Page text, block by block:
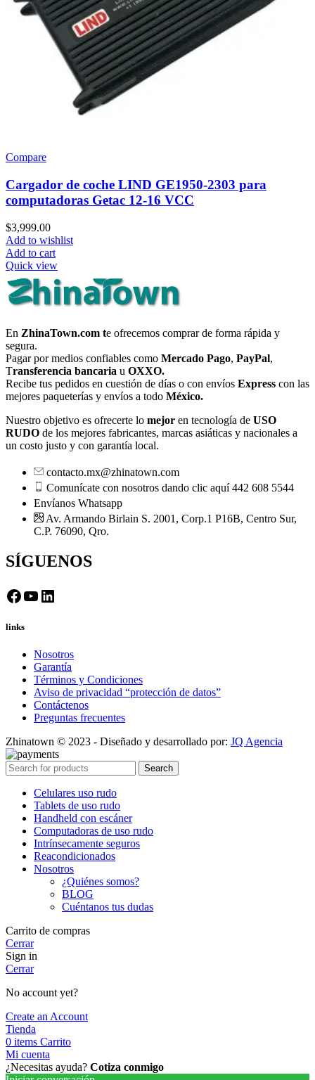
Compare
Cargador de coche LIND GE1950-2303 para
computadoras Getac 12-16 VCC
$3,999.00
Add to wishlist
Add to cart
Quick view
En ZhinaTown.com te ofrecemos comprar de forma rápida y
segura.
Pagar por medios confiables como Mercado Pago, PayPal,
Transferencia bancaria u OXXO.
Recibe tus pedidos en cuestión de días o con envíos Express con las
mejores paqueterías y envíos a todo México.
Nuestro objetivo es ofrecerte lo mejor en tecnología de USO
RUDO de los mejores fabricantes, marcas asiáticas y nacionales a
un costo justo y con garantía local.
contacto.mx@zhinatown.com
Comunícate con nosotros dando clic aquí 442 608 5544
Envíanos Whatsapp
Av. Armando Birlain S. 2001, Corp.1 P16B, Centro Sur,
C.P. 76090, Qro.
SÍGUENOS
Facebook
YouTube
LinkedIn
links
Nosotros
Garantía
Términos y Condiciones
Aviso de privacidad “protección de datos”
Contáctenos
Preguntas frecuentes
Zhinatown © 2023 - Diseñado y desarrollado por: JQ Agencia
Search
Celulares uso rudo
Tablets de uso rudo
Handheld con escáner
Computadoras de uso rudo
Intrínsecamente seguros
Reacondicionados
Nosotros
¿Quiénes somos?
BLOG
Cuéntanos tus dudas
Carrito de compras
Cerrar
Sign in
Cerrar
No account yet?
Create an Account
Tienda
0 items Carrito
Mi cuenta
¿Necesitas ayuda? Cotiza conmigo